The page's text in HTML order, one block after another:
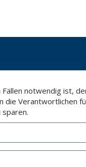
together with a photocopy of
notwendig ist,
Verantwortlichen